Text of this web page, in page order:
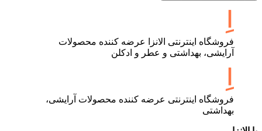
فروشگاه اینترنتی الانزا عرضه کننده محصولات
آرایشی، بهداشتی و عطر و ادکلن
فروشگاه اینترنتی عرضه کننده محصولات آرایشی،
بهداشتی